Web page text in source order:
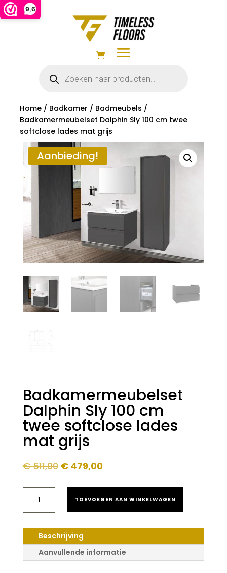
9,6
zoeken
Home/ Badkamer / Badmeubels /
Badkamermeubelset Dalphin Sly 100 cm twee
softclose lades mat grijs
Aanbieding!
Badkamermeubelset
Dalphin Sly 100 cm
twee softclose lades
mat grijs
€511,00 Oorspronkelijke
was:
€ 511,00.
€479,00Huidige
is:
€ 479,00.
DALPHIN
SLY
CM
SOFTCLOSE
LADES
TOEVOEGEN AAN WINKELWAGEN
Beschrijving
Aanvullende informatie